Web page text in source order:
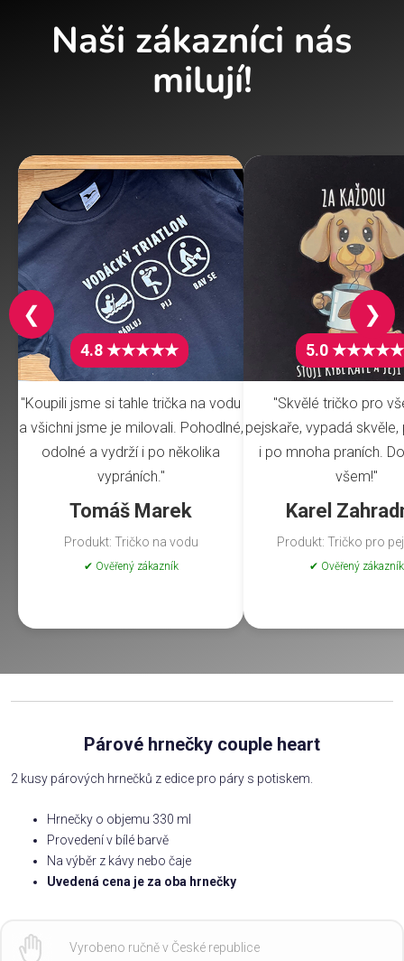
Naši zákazníci nás
milují!
4.8 ★★★★★
"Koupili jsme si tahle trička na vodu
a všichni jsme je milovali. Pohodlné,
odolné a vydrží i po několika
vypráních."
Tomáš Marek
Produkt: Tričko na vodu
✔ Ověřený zákazník
5.0 ★★★★★
"Skvělé tričko pro
pejskaře, vypadá
i po mnoha praních.
všem!"
Karel
Produkt: Tričko pro
✔ Ověřený zákazník
❮ ❯
Párové hrnečky couple heart
2 kusy párových hrnečků z edice pro páry s potiskem.
Hrnečky o objemu 330 ml
Provedení v bílé barvě
Na výběr z kávy nebo čaje
Uvedená cena je za oba hrnečky
Vyrobeno ručně v České republice